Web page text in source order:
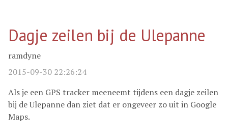
Dagje zeilen bij de Ulepanne
ramdyne
2015-09-30 22:26:24
Als je een GPS tracker meeneemt tijdens een dagje zeilen
bij de Ulepanne dan ziet dat er ongeveer zo uit in Google
Maps.